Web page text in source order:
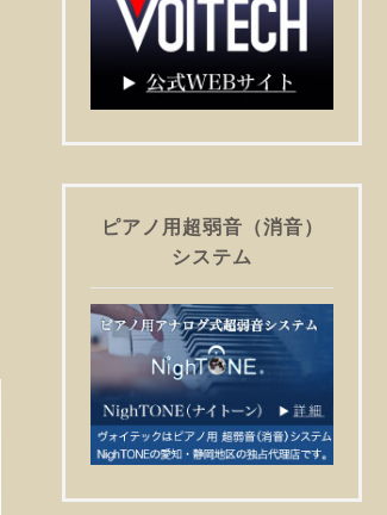
ピアノ用超弱音（消音）
システム